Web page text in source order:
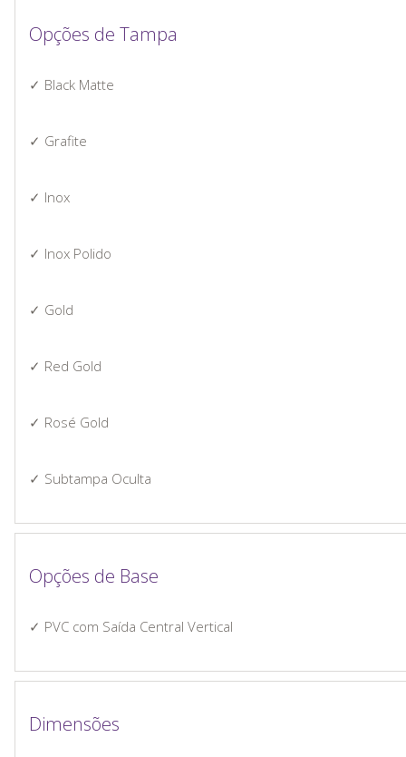
Opções de Tampa
✓ Black Matte
✓ Grafite
✓ Inox
✓ Inox Polido
✓ Gold
✓ Red Gold
✓ Rosé Gold
✓ Subtampa Oculta
Opções de Base
✓ PVC com Saída Central Vertical
Dimensões